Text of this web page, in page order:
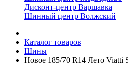
Дисконт-центр Варшавка
Шинный центр Волжский
Каталог товаров
Шины
Новое 185/70 R14 Лето Viatti